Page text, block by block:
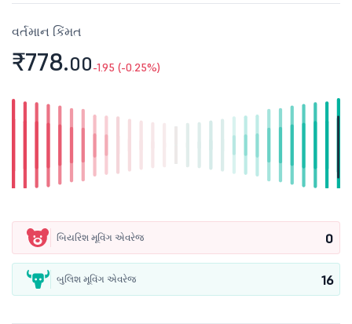
વર્તમાન કિંમત
₹778.00-1.95 (-0.25%)
બિયરિશ મૂવિંગ એવરેજ 0
બુલિશ મૂવિંગ એવરેજ 16